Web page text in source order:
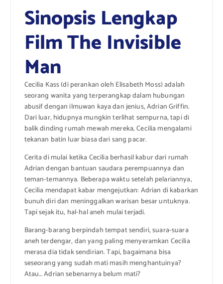
Sinopsis Lengkap
Film The Invisible
Man
Cecilia Kass (di perankan oleh Elisabeth Moss) adalah
seorang wanita yang terperangkap dalam hubungan
abusif dengan ilmuwan kaya dan jenius, Adrian Griffin.
Dari luar, hidupnya mungkin terlihat sempurna, tapi di
balik dinding rumah mewah mereka, Cecilia mengalami
tekanan batin luar biasa dari sang pacar.
Cerita di mulai ketika Cecilia berhasil kabur dari rumah
Adrian dengan bantuan saudara perempuannya dan
teman-temannya. Beberapa waktu setelah pelariannya,
Cecilia mendapat kabar mengejutkan: Adrian di kabarkan
bunuh diri dan meninggalkan warisan besar untuknya.
Tapi sejak itu, hal-hal aneh mulai terjadi.
Barang-barang berpindah tempat sendiri, suara-suara
aneh terdengar, dan yang paling menyeramkan Cecilia
merasa dia tidak sendirian. Tapi, bagaimana bisa
seseorang yang sudah mati masih menghantuinya?
Atau… Adrian sebenarnya belum mati?